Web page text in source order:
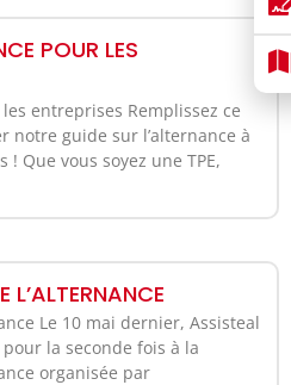
POUR LES
entreprises Remplissez ce
guide sur l’alternance à
Que vous soyez une TPE,
L’ALTERNANCE
Le 10 mai dernier, Assisteal
la seconde fois à la
organisée par